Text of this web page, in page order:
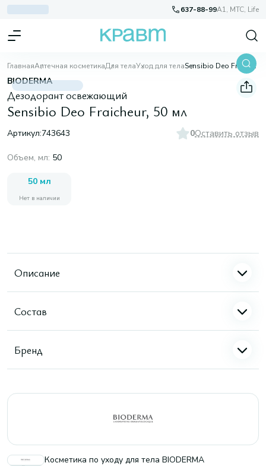
637-88-99A1, МТС, Life
ГлавнаяАптечная косметикаДля телаУход для тела Sensibio Deo Fraicheur, 50 мл
BIODERMA
Дезодорант освежающий
Sensibio Deo Fraicheur, 50 мл
Артикул:743643 0Оставить отзыв
Объем, мл: 50
50 мл
Нет в наличии
Описание
Состав
Бренд
Косметика по уходу для тела BIODERMA